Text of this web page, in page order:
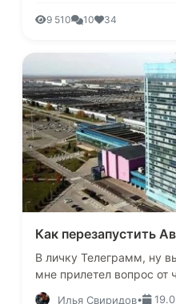
9 510 10 34
Как перезапустить
В личку Телеграмм, ну
мне прилетел вопрос от
достали мои придирки к
Илья Свиридов•